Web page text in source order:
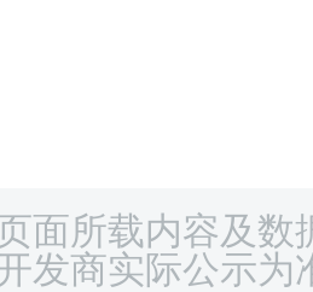
面所载内容及数
发商实际公示为